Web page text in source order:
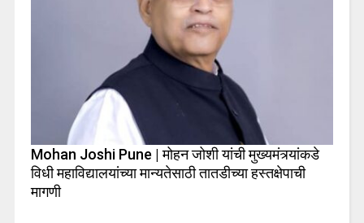
Mohan Joshi Pune | मोहन जोशी यांची मुख्यमंत्र्यांकडे
विधी महाविद्यालयांच्या मान्यतेसाठी तातडीच्या हस्तक्षेपाची
मागणी